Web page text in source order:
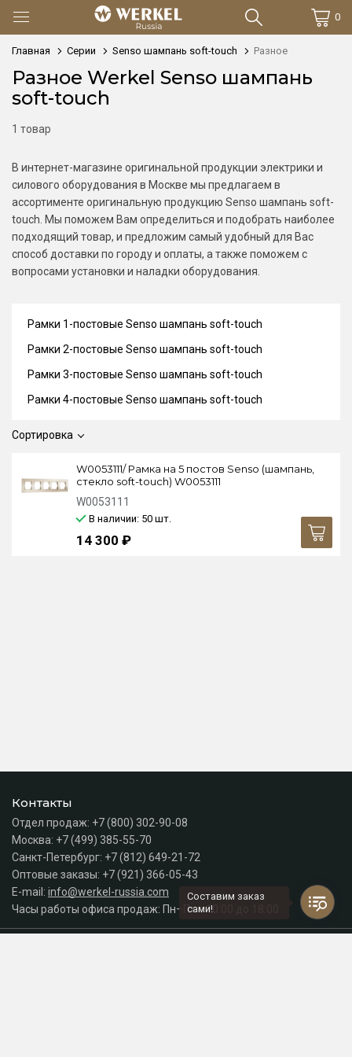
0
Главная Серии Senso шампань soft-touch Разное
Разное Werkel Senso шампань
soft-touch
1 товар
В интернет-магазине оригинальной продукции электрики и
силового оборудования в Москве мы предлагаем в
ассортименте оригинальную продукцию Senso шампань soft-
touch. Мы поможем Вам определиться и подобрать наиболее
подходящий товар, и предложим самый удобный для Вас
способ доставки по городу и оплаты, а также поможем с
вопросами установки и наладки оборудования.
Сортировка
W0053111/ Рамка на 5 постов Senso (шампань,
стекло soft-touch) W0053111
W0053111
В наличии: 50 шт.
14 300 ₽
Рамки 1-постовые Senso шампань soft-touch
Рамки 2-постовые Senso шампань soft-touch
Рамки 3-постовые Senso шампань soft-touch
Рамки 4-постовые Senso шампань soft-touch
Контакты
Отдел продаж: +7 (800) 302-90-08
Москва: +7 (499) 385-55-70
Санкт-Петербург: +7 (812) 649-21-72
Оптовые заказы: +7 (921) 366-05-43
E-mail: info@werkel-russia.com
Часы работы офиса продаж: Пн–Пт с 10:00 до 18:00
Составим заказ
сами!